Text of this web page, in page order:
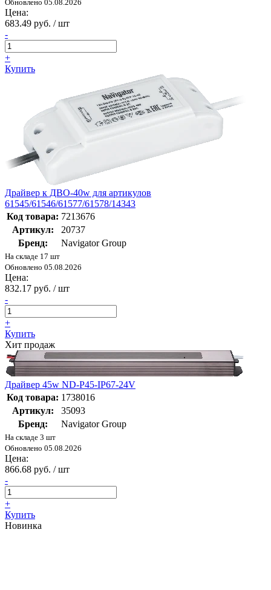
Обновлено 05.08.2026
Цена:
683.49 руб. / шт
-
+
Купить
Драйвер к ДВО-40w для артикулов
61545/61546/61577/61578/14343
Код товара: 7213676
Артикул:
20737
Бренд:
Navigator Group
На складе 17 шт
Обновлено 05.08.2026
Цена:
832.17 руб. / шт
-
+
Купить
Хит продаж
Драйвер 45w ND-P45-IP67-24V
Код товара: 1738016
Артикул:
35093
Бренд:
Navigator Group
На складе 3 шт
Обновлено 05.08.2026
Цена:
866.68 руб. / шт
-
+
Купить
Новинка